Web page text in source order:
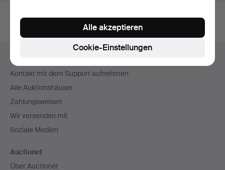
Navigation
Hilfe und Kontakt
Kontakt mit dem Support aufnehmen
Alle Auktionshäuser
Zahlungsweisen
Wir versenden mit
Soziale Medien
Auctionet
Über Auctionet
Cookie-Einstellungen
Alle akzeptieren